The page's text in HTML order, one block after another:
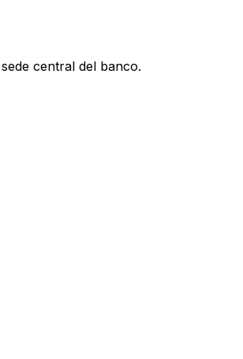
central del banco.